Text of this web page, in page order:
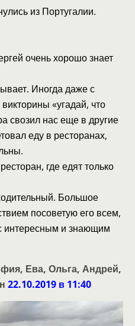
из Португалии.
очень хорошо знает
Иногда даже с
«угадай, что
свозил нас еще в другие
еду в ресторанах,
где едят только
Большое
посоветую его всем,
интересным и знающим
Ева, Ольга, Андрей,
22.10.2019 в 11:40